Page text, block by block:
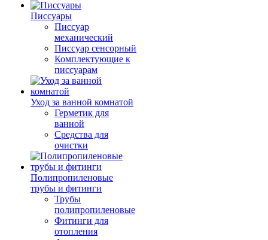
Писсуары
Писсуар
механический
Писсуар сенсорный
Комплектующие к
писсуарам
Уход за ванной комнатой
Герметик для
ванной
Средства для
очистки
Полипропиленовые
трубы и фитинги
Трубы
полипропиленовые
Фитинги для
отопления